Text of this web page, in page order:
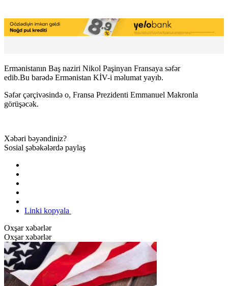
Ermənistanın Baş naziri Nikol Paşinyan Fransaya səfər
edib.Bu barədə Ermənistan KİV-i məlumat yayıb.
Səfər çərçivəsində o, Fransa Prezidenti Emmanuel Makronla
görüşəcək.
Xəbəri bəyəndiniz?
Sosial şəbəkələrdə paylaş
Linki kopyala
Oxşar xəbərlər
Oxşar xəbərlər